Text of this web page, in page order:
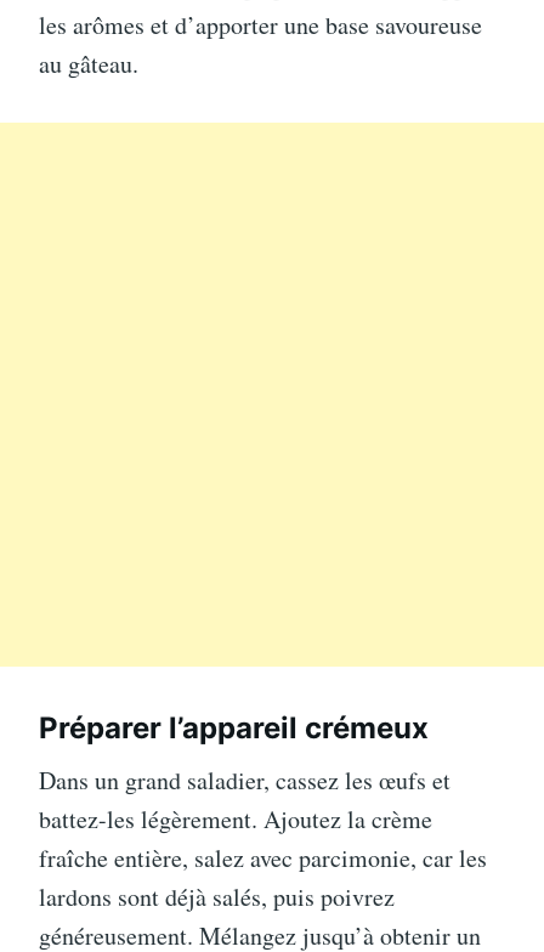
les arômes et d’apporter une base savoureuse
au gâteau.
Préparer l’appareil crémeux
Dans un grand saladier, cassez les œufs et
battez-les légèrement. Ajoutez la crème
fraîche entière, salez avec parcimonie, car les
lardons sont déjà salés, puis poivrez
généreusement. Mélangez jusqu’à obtenir un